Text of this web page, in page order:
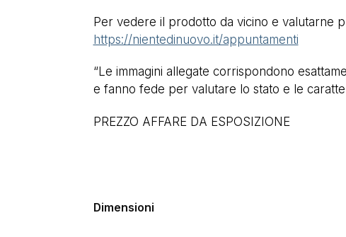
Per vedere il prodotto da vicino e valutarne
https://nientedinuovo.it/appuntamenti
“Le immagini allegate corrispondono
e fanno fede per valutare lo stato e le
PREZZO AFFARE DA ESPOSIZIONE
Dimensioni